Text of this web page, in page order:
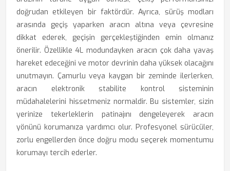
doğrudan etkileyen bir faktördür. Ayrıca, sürüş modları
arasında geçiş yaparken aracın altına veya çevresine
dikkat ederek, geçişin gerçekleştiğinden emin olmanız
önerilir. Özellikle 4L modundayken aracın çok daha yavaş
hareket edeceğini ve motor devrinin daha yüksek olacağını
unutmayın. Çamurlu veya kaygan bir zeminde ilerlerken,
aracın elektronik stabilite kontrol sisteminin
müdahalelerini hissetmeniz normaldir. Bu sistemler, sizin
yerinize tekerleklerin patinajını dengeleyerek aracın
yönünü korumanıza yardımcı olur. Profesyonel sürücüler,
zorlu engellerden önce doğru modu seçerek momentumu
korumayı tercih ederler.